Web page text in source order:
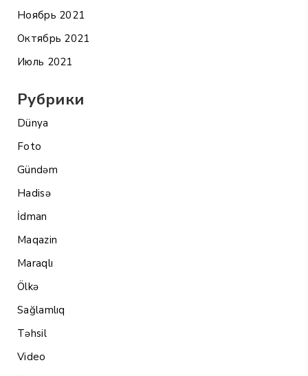
Ноябрь 2021
Октябрь 2021
Июль 2021
Рубрики
Dünya
Foto
Gündəm
Hadisə
İdman
Maqazin
Maraqlı
Ölkə
Sağlamlıq
Təhsil
Video